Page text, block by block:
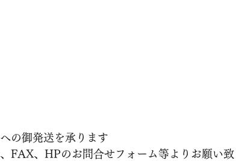
の御発送を承ります
FAX、HPのお問合せフォーム等よりお願い